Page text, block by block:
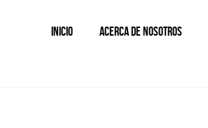
INICIO ACERCA DE NOSOTROS